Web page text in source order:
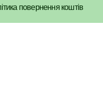
повернення коштів